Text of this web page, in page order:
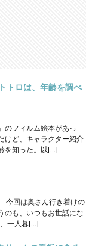
トロは、年齢を調べ
のフィルム絵本があっ
けど、キャラクター紹介
を知った。以[…]
今回は奥さん行き着けの
のも、いつもお世話にな
一人暮[…]